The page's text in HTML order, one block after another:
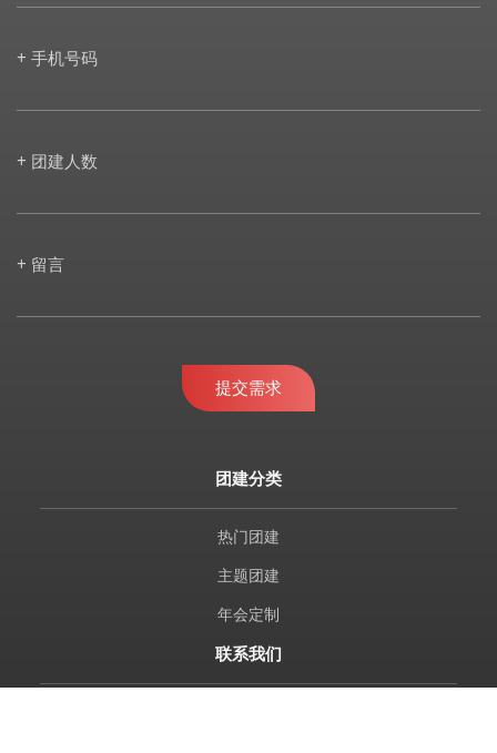
+ 手机号码
+ 团建人数
+ 留言
提交需求
团建分类
热门团建
主题团建
年会定制
联系我们